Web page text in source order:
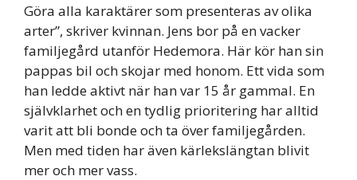
Göra alla karaktärer som presenteras av olika
arter”, skriver kvinnan. Jens bor på en vacker
familjegård utanför Hedemora. Här kör han sin
pappas bil och skojar med honom. Ett vida som
han ledde aktivt när han var 15 år gammal. En
självklarhet och en tydlig prioritering har alltid
varit att bli bonde och ta över familjegården.
Men med tiden har även kärlekslängtan blivit
mer och mer vass.